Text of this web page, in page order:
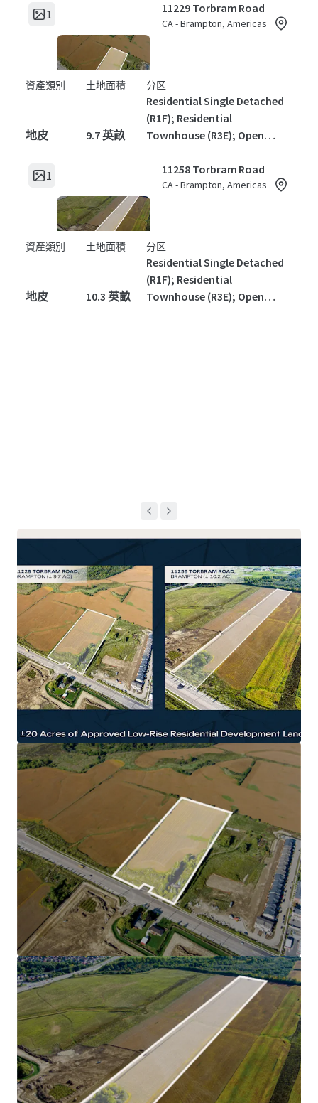
1 11229 Torbram Road
CA - Brampton, Americas
資產類別
地皮
土地面積
9.7 英畝
分区
Residential Single Detached
(R1F); Residential
Townhouse (R3E); Open
1
11258 Torbram Road
CA - Brampton, Americas
資產類別
地皮
土地面積
10.3 英畝
分区
Residential Single Detached
(R1F); Residential
Townhouse (R3E); Open